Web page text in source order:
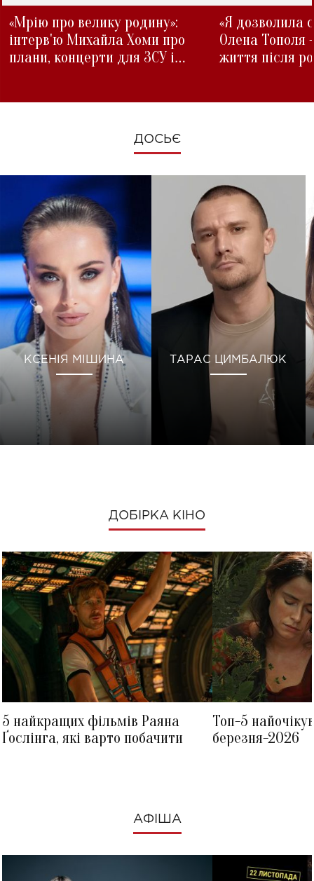
«Мрію про велику родину»:
інтерв'ю Михайла Хоми про
плани, концерти для ЗСУ і
«Я дозволила
Олена Тополя
життя після
ДОСЬЄ
КСЕНІЯ МІШИНА ТАРАС ЦИМБАЛЮК
ДОБІРКА КІНО
5 найкращих фільмів Раяна
Ґослінга, які варто побачити
Топ-5
березня-2026
АФІША